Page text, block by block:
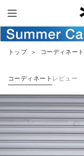
トップ ＞ コーディネー
コーディネート レビュー